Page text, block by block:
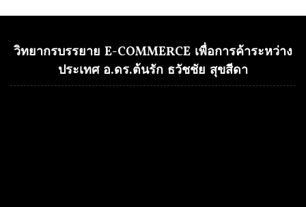
วิทยากรบรรยาย E-COMMERCE เพื่อการค้าระหว่าง
ประเทศ อ.ดร.ต้นรัก ธวัชชัย สุขสีดา